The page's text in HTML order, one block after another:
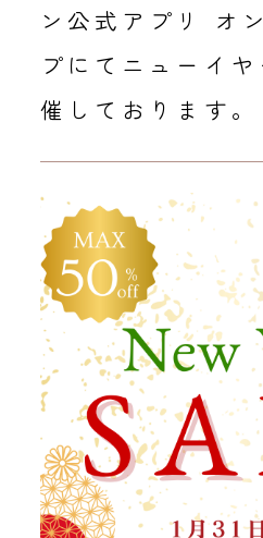
ン公式アプリ オ
プにてニューイ
催しております。